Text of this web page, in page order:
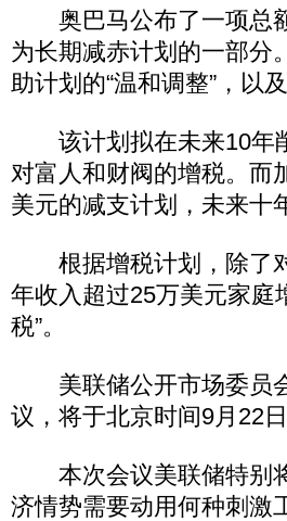
奥巴马公布了一项总额
为长期减赤计划的一部分
助计划的“温和调整”，以
该计划拟在未来10年
对富人和财阀的增税。而
美元的减支计划，未来十
根据增税计划，除了对
年收入超过25万美元家庭
税”。
美联储公开市场委员会
议，将于北京时间9月22
本次会议美联储特别将
济情势需要动用何种刺激